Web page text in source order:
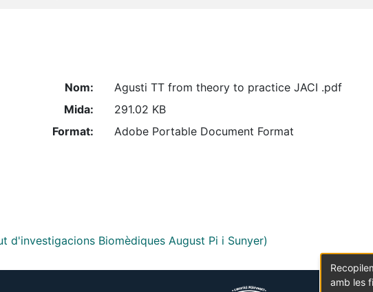
Nom:
Agusti TT from theory to practice JACI .pdf
Mida:
291.02 KB
Format:
Adobe Portable Document Format
d'investigacions Biomèdiques August Pi i Sunyer)
amb les